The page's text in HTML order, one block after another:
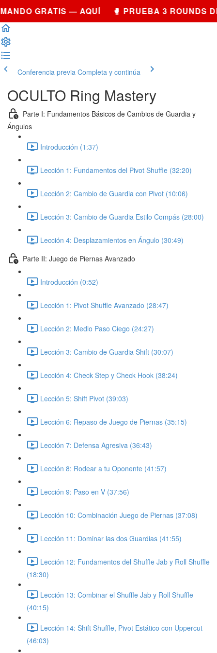
GRATIS — AQUÍ 🥊 PRUEBA 3
Conferencia previa Completa y continúa
OCULTO Ring Mastery
Parte I: Fundamentos Básicos de Cambios de Guardia y
Ángulos
Introducción (1:37)
Lección 1: Fundamentos del Pivot Shuffle (32:20)
Lección 2: Cambio de Guardia con Pivot (10:06)
Lección 3: Cambio de Guardia Estilo Compás (28:00)
Lección 4: Desplazamientos en Ángulo (30:49)
Parte II: Juego de Piernas Avanzado
Introducción (0:52)
Lección 1: Pivot Shuffle Avanzado (28:47)
Lección 2: Medio Paso Ciego (24:27)
Lección 3: Cambio de Guardia Shift (30:07)
Lección 4: Check Step y Check Hook (38:24)
Lección 5: Shift Pivot (39:03)
Lección 6: Repaso de Juego de Piernas (35:15)
Lección 7: Defensa Agresiva (36:43)
Lección 8: Rodear a tu Oponente (41:57)
Lección 9: Paso en V (37:56)
Lección 10: Combinación Juego de Piernas (37:08)
Lección 11: Dominar las dos Guardias (41:55)
Lección 12: Fundamentos del Shuffle Jab y Roll Shuffle
(18:30)
Lección 13: Combinar el Shuffle Jab y Roll Shuffle
(40:15)
Lección 14: Shift Shuffle, Pivot Estático con Uppercut
(46:03)